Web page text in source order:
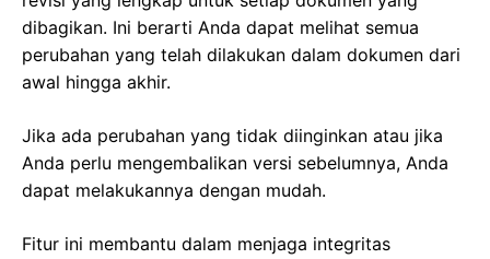
dibagikan. Ini berarti Anda dapat melihat semua
perubahan yang telah dilakukan dalam dokumen dari
awal hingga akhir.
Jika ada perubahan yang tidak diinginkan atau jika
Anda perlu mengembalikan versi sebelumnya, Anda
dapat melakukannya dengan mudah.
Fitur ini membantu dalam menjaga integritas